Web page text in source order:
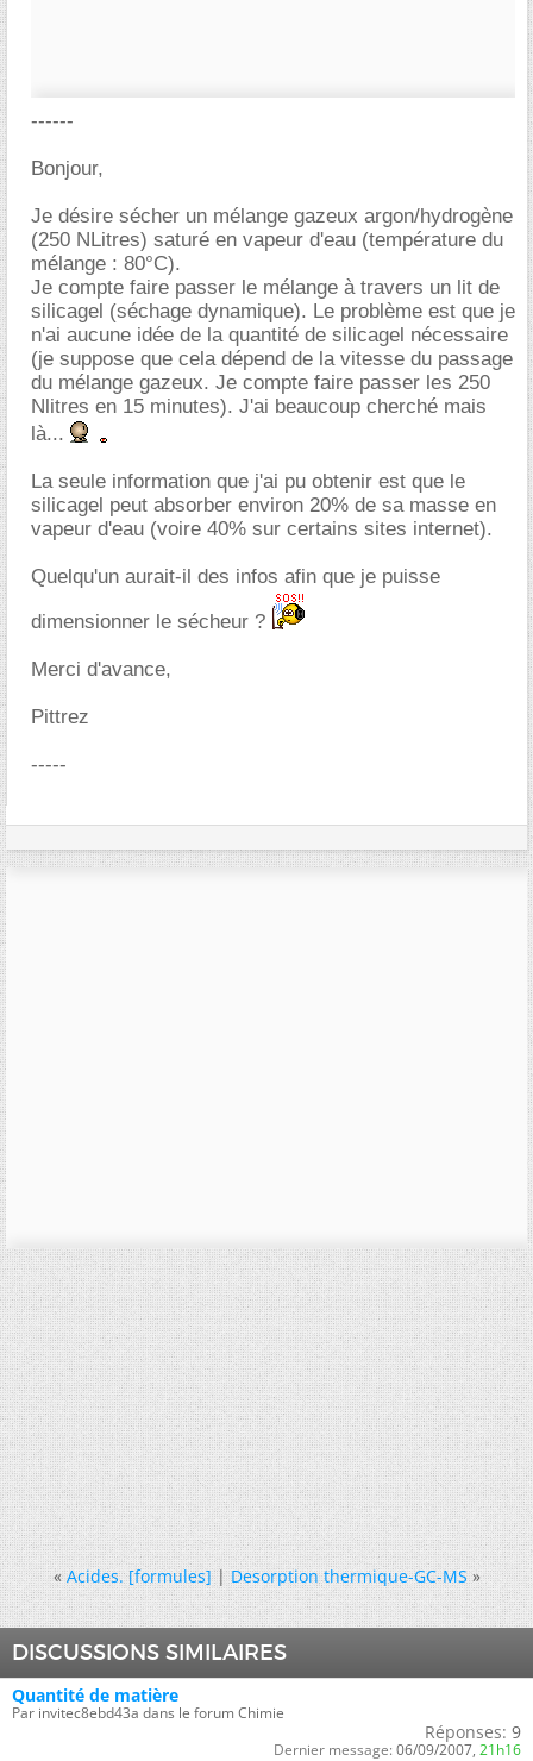
------
Bonjour,
Je désire sécher un mélange gazeux argon/hydrogène
(250 NLitres) saturé en vapeur d'eau (température du
mélange : 80°C).
Je compte faire passer le mélange à travers un lit de
silicagel (séchage dynamique). Le problème est que je
n'ai aucune idée de la quantité de silicagel nécessaire
(je suppose que cela dépend de la vitesse du passage
du mélange gazeux. Je compte faire passer les 250
Nlitres en 15 minutes). J'ai beaucoup cherché mais
là...
La seule information que j'ai pu obtenir est que le
silicagel peut absorber environ 20% de sa masse en
vapeur d'eau (voire 40% sur certains sites internet).
Quelqu'un aurait-il des infos afin que je puisse
dimensionner le sécheur ?
Merci d'avance,
Pittrez
-----
« Acides. [formules]|Desorption thermique-GC-MS »
DISCUSSIONS SIMILAIRES
Quantité de matière
Par invitec8ebd43a dans le forum Chimie
Réponses: 9
Dernier message: 06/09/2007, 21h16